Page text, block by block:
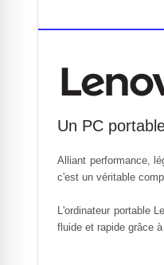
Un PC
Alliant performance,
c'est un véritable
L'ordinateur portable
fluide et rapide grâce